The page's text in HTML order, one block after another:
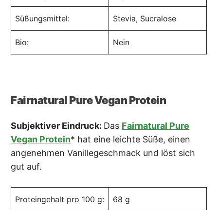
Süßungsmittel: Stevia, Sucralose
Bio: Nein
Fairnatural Pure Vegan Protein
Subjektiver Eindruck: Das Fairnatural Pure
Vegan Protein* hat eine leichte Süße, einen
angenehmen Vanillegeschmack und löst sich
gut auf.
Proteingehalt pro 100 g: 68 g